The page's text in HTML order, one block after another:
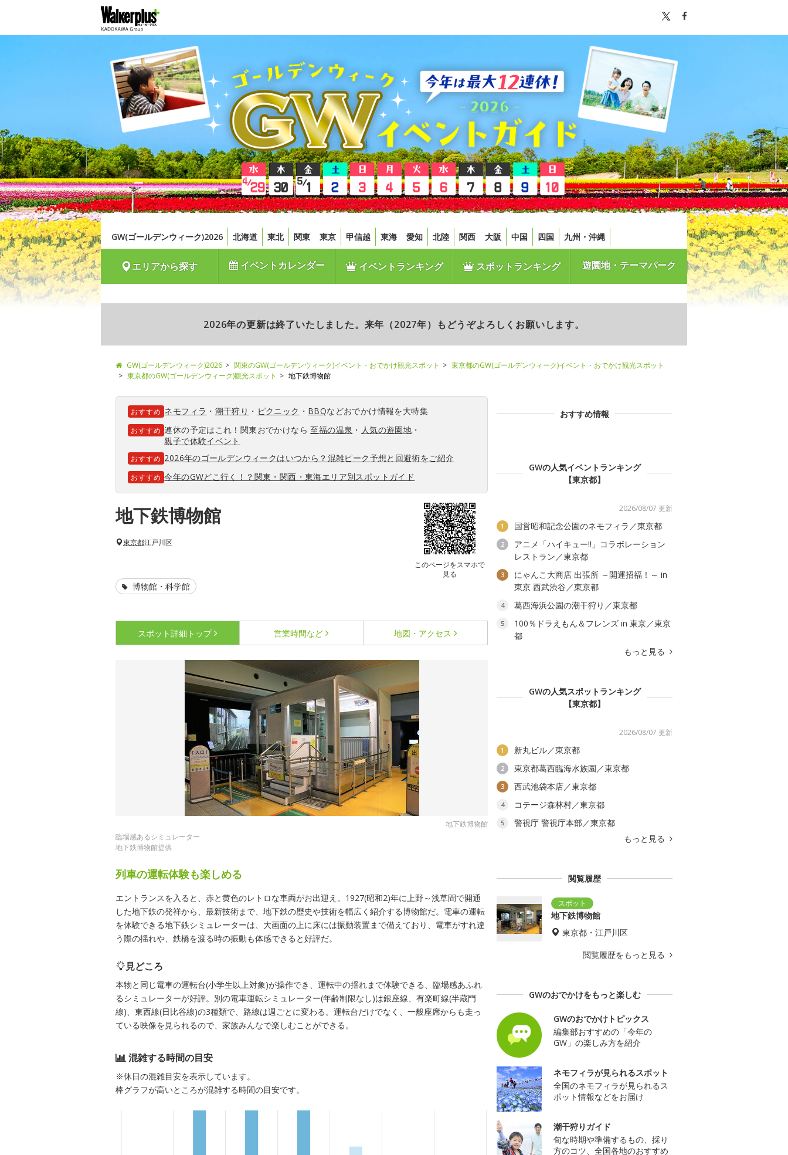
GW(ゴールデンウィーク)2026 北海道 東北 関東 東京 甲信越 東海 愛知 北陸 関西 大阪 中国 四国 九州・沖縄
エリアから探す イベントカレンダー イベントランキング スポットランキング 遊園地・テーマパーク
2026年の更新は終了いたしました。来年（2027年）もどうぞよろしくお願いします。
GW(ゴールデンウィーク)2026 関東のGW(ゴールデンウィーク)イベント・おでかけ観光スポット
東京都のGW(ゴールデンウィーク)イベント・おでかけ観光スポット
東京都のGW(ゴールデンウィーク)観光スポット
地下鉄博物館
おすすめ ネモフィラ ・ 潮干狩り ・ ピクニック ・ BBQなどおでかけ情報を大特集
おすすめ 連休の予定はこれ！関東おでかけなら至福の温泉 ・ 人気の遊園地 ・
親子で体験イベント
おすすめ 2026年のゴールデンウィークはいつから？混雑ピーク予想と回避術をご紹介
おすすめ 今年のGWどこ行く！？関東・関西・東海エリア別スポットガイド
地下鉄博物館
このページをスマホで
見る
東京都江戸川区
博物館・科学館
スポット詳細 トップ 営業時間など 地図・アクセス
地下鉄博物館
臨場感あるシミュレーター
地下鉄博物館提供
列車の運転体験も楽しめる
エントランスを入ると、赤と黄色のレトロな車両がお出迎え。1927(昭和2)年に上野～浅草間で開通
した地下鉄の発祥から、最新技術まで、地下鉄の歴史や技術を幅広く紹介する博物館だ。電車の運転
を体験できる地下鉄シミュレーターは、大画面の上に床には振動装置まで備えており、電車がすれ違
う際の揺れや、鉄橋を渡る時の振動も体感できると好評だ。
見どころ
本物と同じ電車の運転台(小学生以上対象)が操作でき、運転中の揺れまで体験できる、臨場感あふれ
るシミュレーターが好評。別の電車運転シミュレーター(年齢制限なし)は銀座線、有楽町線(半蔵門
線)、東西線(日比谷線)の3種類で、路線は週ごとに変わる。運転台だけでなく、一般座席からも走っ
ている映像を見られるので、家族みんなで楽しむことができる。
混雑する時間の目安
※休日の混雑目安を表示しています。
棒グラフが高いところが混雑する時間の目安です。
おすすめ情報
GWの人気イベントランキング
【東京都】
2026/08/07 更新
1 国営昭和記念公園のネモフィラ／東京都
2
アニメ「ハイキュー!!」コラボレーション
レストラン／東京都
3
にゃんこ大商店 出張所 ～開運招福！～ in
東京 西武渋谷／東京都
4 葛西海浜公園の潮干狩り／東京都
5
100％ドラえもん＆フレンズ in 東京／東京
都
もっと見る
GWの人気スポットランキング
【東京都】
2026/08/07 更新
1 新丸ビル／東京都
2 東京都葛西臨海水族園／東京都
3 西武池袋本店／東京都
4 コテージ森林村／東京都
5
警視庁 警視庁本部／東京都
もっと見る
閲覧履歴
地下鉄博物館
東京都・江戸川区
閲覧履歴をもっと見る
GWのおでかけをもっと楽しむ
GWのおでかけトピックス
編集部おすすめの「今年の
GW」の楽しみ方を紹介
ネモフィラが見られるスポット
全国のネモフィラが見られるス
ポット情報などをお届け
潮干狩りガイド
旬な時期や準備するもの、採り
方のコツ、全国各地のおすすめ